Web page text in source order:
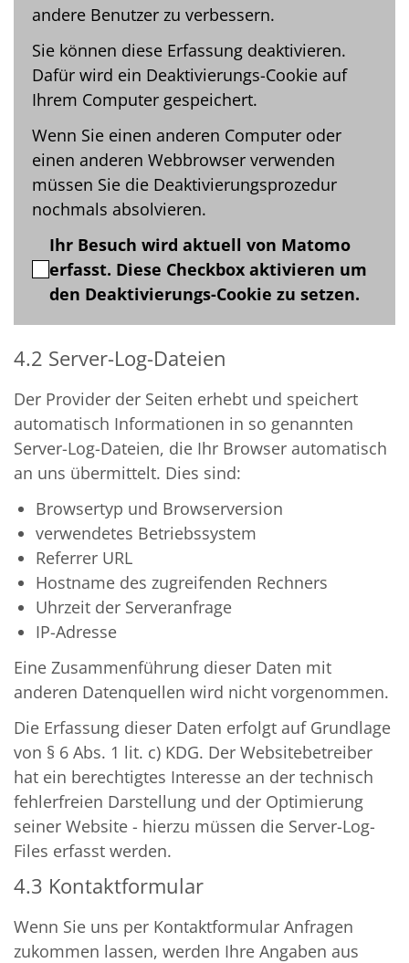
andere Benutzer zu verbessern.
Sie können diese Erfassung deaktivieren.
Dafür wird ein Deaktivierungs-Cookie auf
Ihrem Computer gespeichert.
Wenn Sie einen anderen Computer oder
einen anderen Webbrowser verwenden
müssen Sie die Deaktivierungsprozedur
nochmals absolvieren.
Ihr Besuch wird aktuell von Matomo
erfasst. Diese Checkbox aktivieren um
den Deaktivierungs-Cookie zu setzen.
4.2 Server-Log-Dateien
Der Provider der Seiten erhebt und speichert
automatisch Informationen in so genannten
Server-Log-Dateien, die Ihr Browser automatisch
an uns übermittelt. Dies sind:
Browsertyp und Browserversion
verwendetes Betriebssystem
Referrer URL
Hostname des zugreifenden Rechners
Uhrzeit der Serveranfrage
IP-Adresse
Eine Zusammenführung dieser Daten mit
anderen Datenquellen wird nicht vorgenommen.
Die Erfassung dieser Daten erfolgt auf Grundlage
von § 6 Abs. 1 lit. c) KDG. Der Websitebetreiber
hat ein berechtigtes Interesse an der technisch
fehlerfreien Darstellung und der Optimierung
seiner Website - hierzu müssen die Server-Log-
Files erfasst werden.
4.3 Kontaktformular
Wenn Sie uns per Kontaktformular Anfragen
zukommen lassen, werden Ihre Angaben aus